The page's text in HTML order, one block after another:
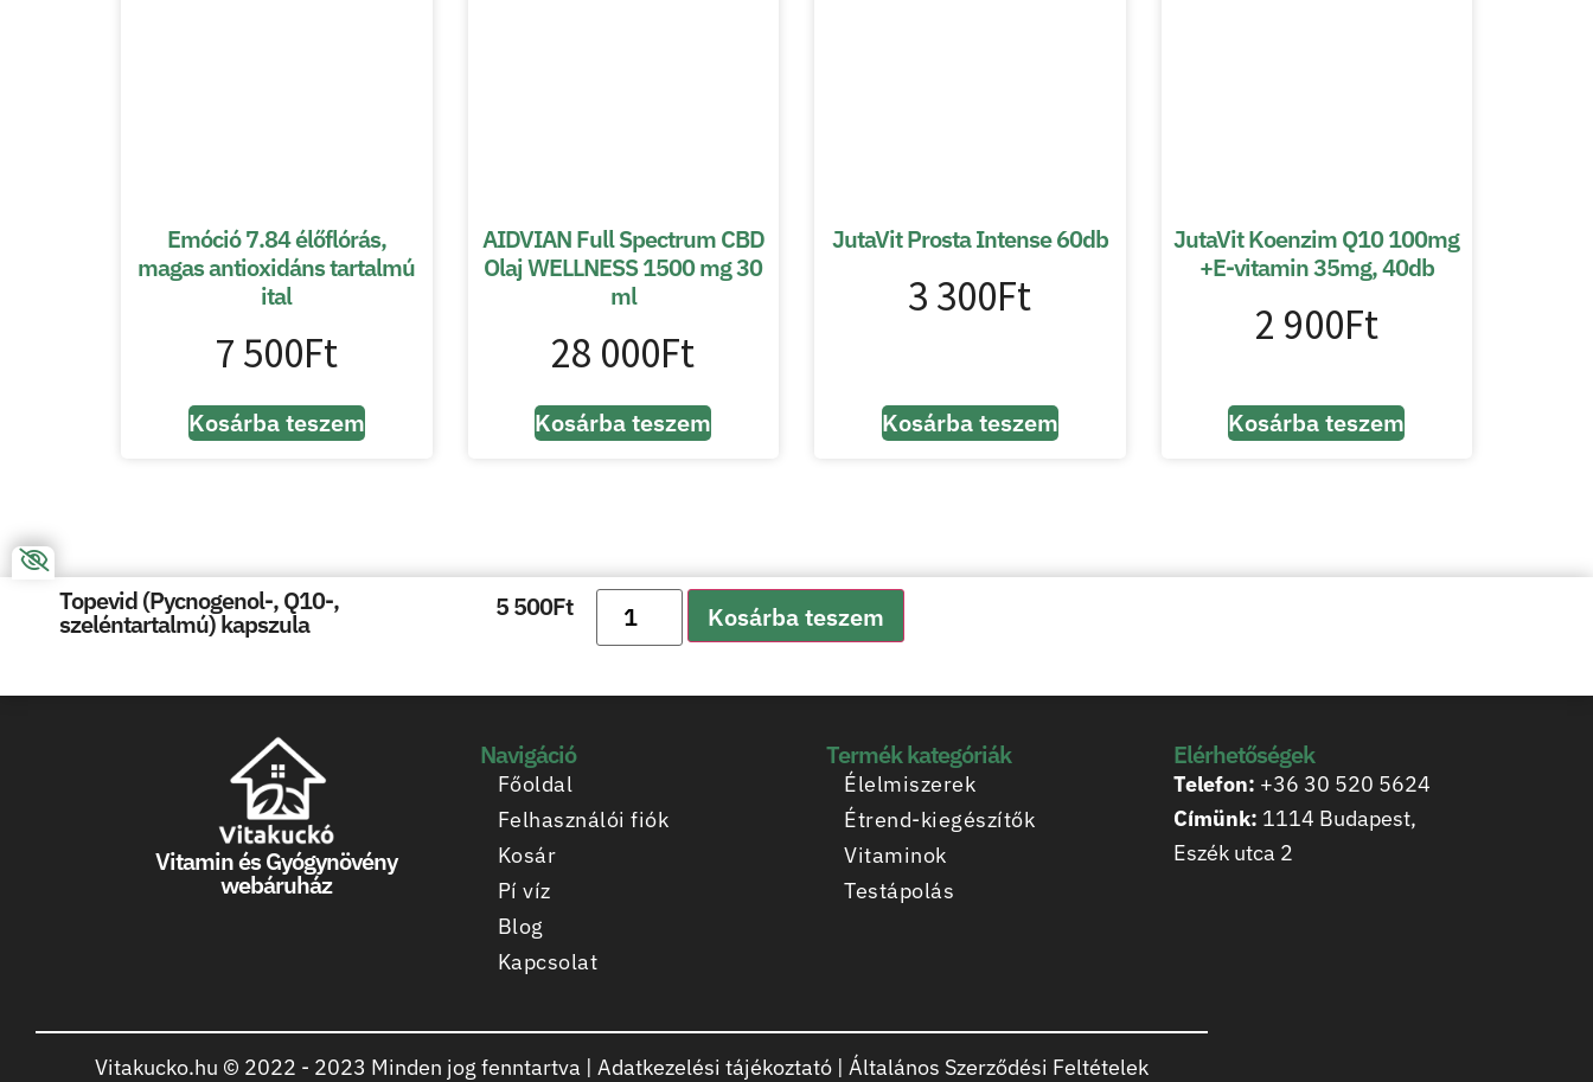
Emóció 7.84 élőflórás,
magas antioxidáns tartalmú
ital
7 500Ft
Kosárba teszem
AIDVIAN Full Spectrum CBD
Olaj WELLNESS 1500 mg 30
ml
28 000Ft
Kosárba teszem
JutaVit Prosta Intense 60db
3 300Ft
Kosárba teszem
JutaVit Koenzim Q10 100mg
+E-vitamin 35mg, 40db
2 900Ft
Kosárba teszem
Topevid (Pycnogenol-, Q10-,
szeléntartalmú) kapszula
5 500Ft Kosárba teszem
Vitamin és Gyógynövény
webáruház
Navigáció
Főoldal
Felhasználói fiók
Kosár
Pí víz
Blog
Kapcsolat
Termék kategóriák
Élelmiszerek
Étrend-kiegészítők
Vitaminok
Testápolás
Elérhetőségek
Telefon: +36 30 520 5624
Címünk: 1114 Budapest,
Eszék utca 2
Vitakucko.hu © 2022 - 2023 Minden jog fenntartva | Adatkezelési tájékoztató | Általános Szerződési Feltételek